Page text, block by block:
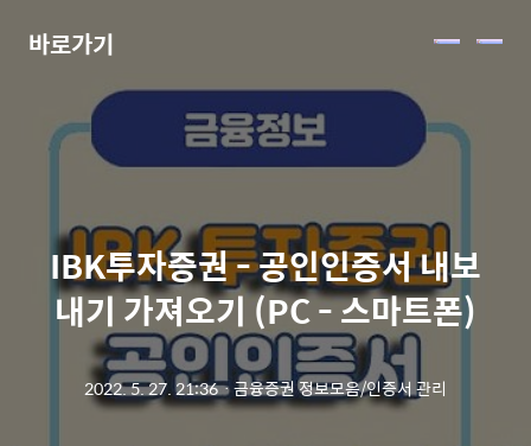
바로가기 메
IBK투자증권 - 공인인증서 내보
내기 가져오기 (PC - 스마트폰)
2022. 5. 27. 21:36ㆍ금융증권 정보모음/인증서 관리